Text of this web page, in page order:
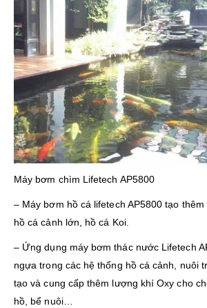
Máy bơm chìm Lifetech AP5800
– Máy bơm hồ cá lifetech AP5800 tạo
hồ cá cảnh lớn, hồ cá Koi.
– Ứng dụng máy bơm thác nước Lifetech
ngựa trong các hệ thống hồ cá cảnh, nuôi
tạo và cung cấp thêm lượng khí Oxy cho
hồ, bể nuôi…